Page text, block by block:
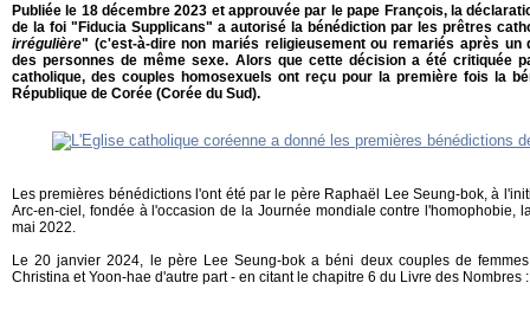
Publiée le 18 décembre 2023 et approuvée par le pape François, la
de la foi "Fiducia Supplicans" a autorisé la bénédiction par les prêtres
irrégulière" (c'est-à-dire non mariés religieusement ou remariés après un
des personnes de même sexe. Alors que cette décision a été critiquée
catholique, des couples homosexuels ont reçu pour la première fois la
République de Corée (Corée du Sud).
Les premières bénédictions l'ont été par le père Raphaël Lee Seung-bok, à
Arc-en-ciel, fondée à l'occasion de la Journée mondiale contre l'homophobie,
mai 2022.
Le 20 janvier 2024, le père Lee Seung-bok a béni deux couples de
Christina et Yoon-hae d'autre part - en citant le chapitre 6 du Livre des Nombres